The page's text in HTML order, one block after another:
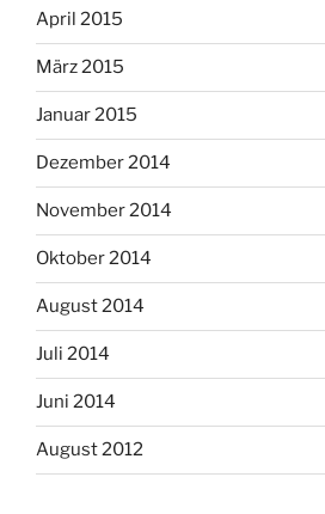
April 2015
März 2015
Januar 2015
Dezember 2014
November 2014
Oktober 2014
August 2014
Juli 2014
Juni 2014
August 2012